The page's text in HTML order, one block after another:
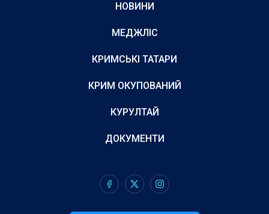
НОВИНИ
МЕДЖЛІС
КРИМСЬКІ ТАТАРИ
КРИМ ОКУПОВАНИЙ
КУРУЛТАЙ
ДОКУМЕНТИ